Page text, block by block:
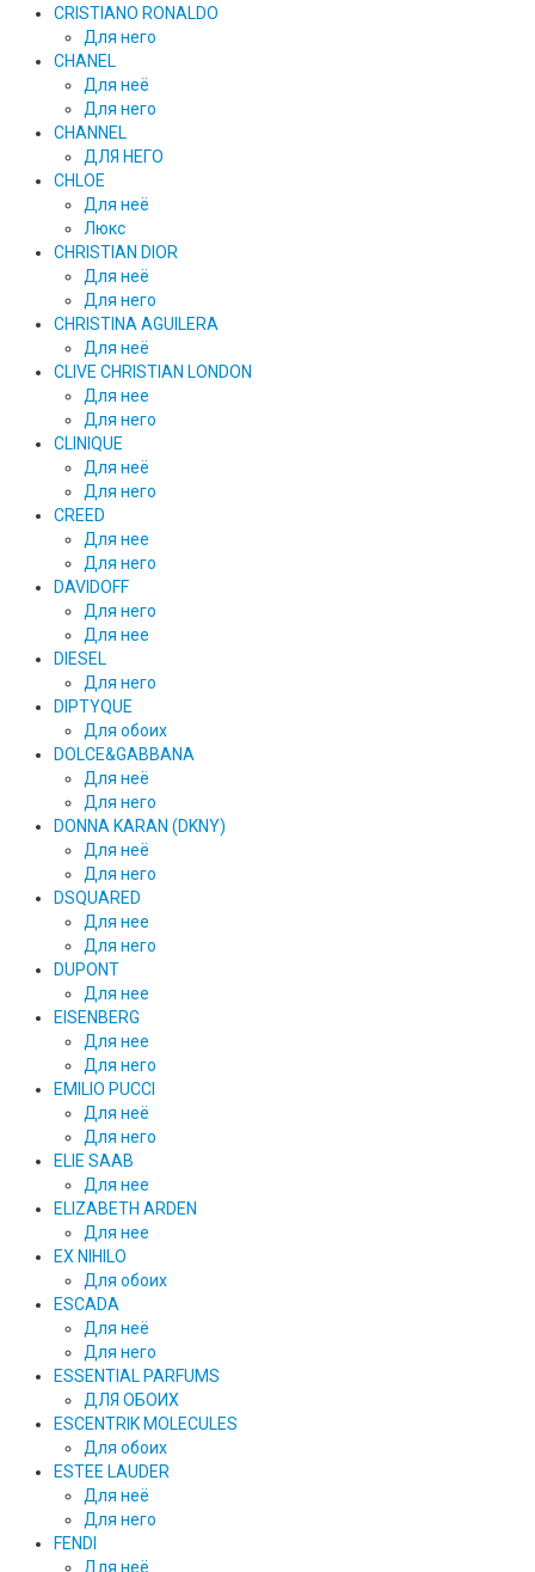
CRISTIANO RONALDO
Для него
CHANEL
Для неё
Для него
CHANNEL
ДЛЯ НЕГО
CHLOE
Для неё
Люкс
CHRISTIAN DIOR
Для неё
Для него
CHRISTINA AGUILERA
Для неё
CLIVE CHRISTIAN LONDON
Для нее
Для него
CLINIQUE
Для неё
Для него
CREED
Для нее
Для него
DAVIDOFF
Для него
Для нее
DIESEL
Для него
DIPTYQUE
Для обоих
DOLCE&GABBANA
Для неё
Для него
DONNA KARAN (DKNY)
Для неё
Для него
DSQUARED
Для нее
Для него
DUPONT
Для нее
EISENBERG
Для нее
Для него
EMILIO PUCCI
Для неё
Для него
ELIE SAAB
Для нее
ELIZABETH ARDEN
Для нее
EX NIHILO
Для обоих
ESCADA
Для неё
Для него
ESSENTIAL PARFUMS
ДЛЯ ОБОИХ
ESCENTRIK MOLECULES
Для обоих
ESTEE LAUDER
Для неё
Для него
FENDI
Для неё